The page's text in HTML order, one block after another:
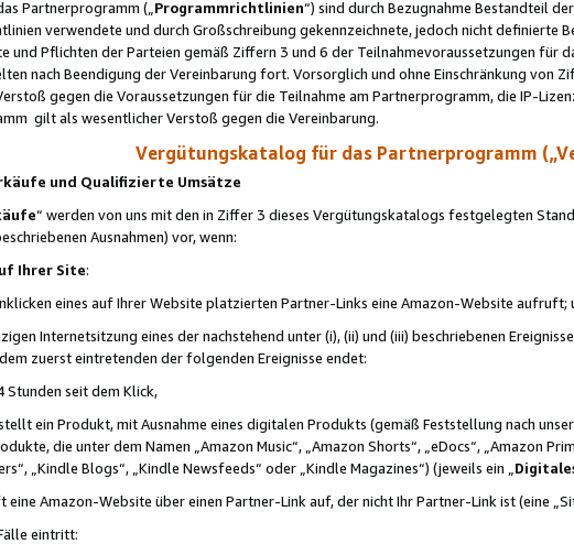
Partnerprogramm („Programmrichtlinien“) sind durch Bezugnahme Bestandteil der
verwendete und durch Großschreibung gekennzeichnete, jedoch nicht definierte
und Pflichten der Parteien gemäß Ziffern 3 und 6 der Teilnahmevoraussetzungen für
nach Beendigung der Vereinbarung fort. Vorsorglich und ohne Einschränkung von
gegen die Voraussetzungen für die Teilnahme am Partnerprogramm, die IP-
gilt als wesentlicher Verstoß gegen die Vereinbarung.
Vergütungskatalog für das Partnerprogramm
und Qualifizierte Umsätze
“ werden von uns mit den in Ziffer 3 dieses Vergütungskatalogs festgelegten
Ausnahmen) vor, wenn:
Ihrer Site:
eines auf Ihrer Website platzierten Partner-Links eine Amazon-Website aufruft;
Internetsitzung eines der nachstehend unter (i), (ii) und (iii) beschriebenen
zuerst eintretenden der folgenden Ereignisse endet:
seit dem Klick,
ein Produkt, mit Ausnahme eines digitalen Produkts (gemäß Feststellung nach
die unter dem Namen „Amazon Music“, „Amazon Shorts“, „eDocs“, „Amazon
„Kindle Blogs“, „Kindle Newsfeeds“ oder „Kindle Magazines“) (jeweils ein „
Amazon-Website über einen Partner-Link auf, der nicht Ihr Partner-Link ist (eine
eintritt: